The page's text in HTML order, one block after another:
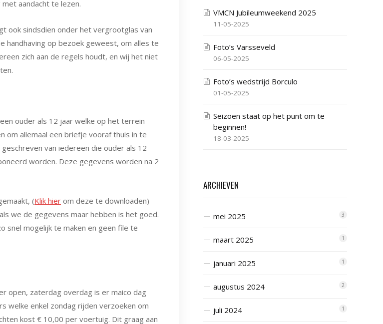
aandacht te lezen.
ook sindsdien onder het vergrootglas van
handhaving op bezoek geweest, om alles te
zich aan de regels houdt, en wij het niet
ouder als 12 jaar welke op het terrein
om allemaal een briefje vooraf thuis in te
van iedereen die ouder als 12
worden. Deze gegevens worden na 2
(Klik hier om deze te downloaden)
we de gegevens maar hebben is het goed.
snel mogelijk te maken en geen file te
open, zaterdag overdag is er maico dag
welke enkel zondag rijden verzoeken om
kost € 10,00 per voertuig. Dit graag aan
VMCN Jubileumweekend 2025
11-05-2025
Foto’s Varsseveld
06-05-2025
Foto’s wedstrijd Borculo
01-05-2025
Seizoen staat op het punt om te
beginnen!
18-03-2025
ARCHIEVEN
mei 2025 3
maart 2025 1
januari 2025 1
augustus 2024 2
juli 2024 1